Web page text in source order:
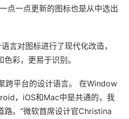
点一点更新的图标也是从中选出
言对图标进行了现代化改造，
色彩，更易于识别。
跨平台的设计语言。 在Window
，iOS和Mac中是共通的，我
路。“微软首席设计官Christina